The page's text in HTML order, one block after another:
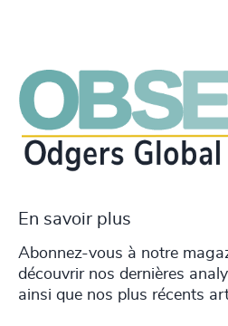
En savoir plus
Abonnez-vous à notre
découvrir nos dernières
ainsi que nos plus récents